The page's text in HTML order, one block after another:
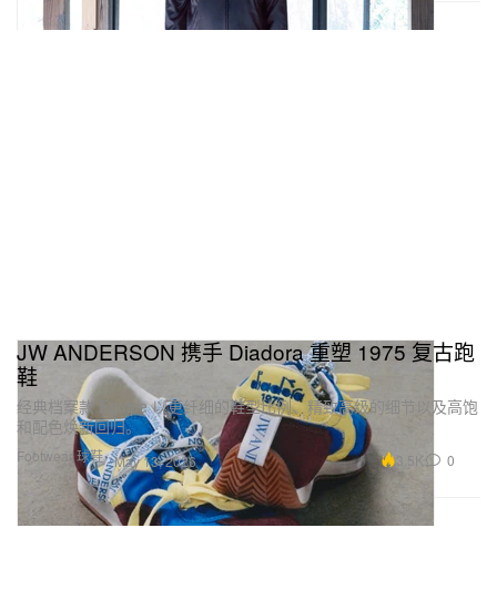
Footwear 球鞋
JW ANDERSON 携手 Diadora 重塑 1975 复古跑
鞋
经典档案款 Equipe 以更纤细的鞋型比例、精致高级的细节以及高饱
和配色焕新回归。
May 13, 2026 3.5K 0